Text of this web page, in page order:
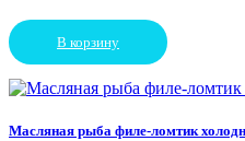
В корзину
Масляная рыба филе-ломтик